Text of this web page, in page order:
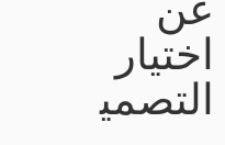
اختيار
التصمي